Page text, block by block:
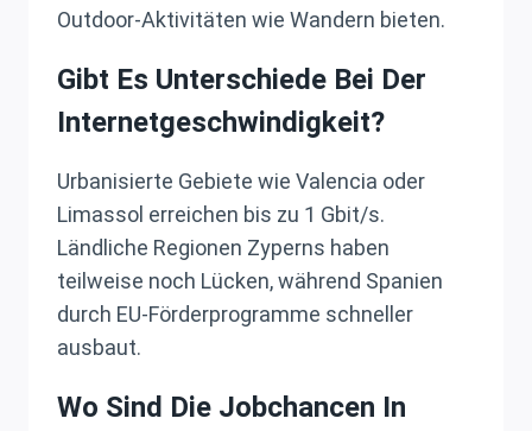
Outdoor-Aktivitäten wie Wandern bieten.
Gibt Es Unterschiede Bei Der
Internetgeschwindigkeit?
Urbanisierte Gebiete wie Valencia oder
Limassol erreichen bis zu 1 Gbit/s.
Ländliche Regionen Zyperns haben
teilweise noch Lücken, während Spanien
durch EU-Förderprogramme schneller
ausbaut.
Wo Sind Die Jobchancen In